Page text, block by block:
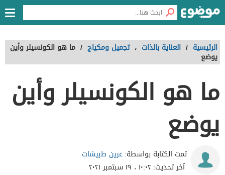
الرئيسية / العناية بالذات ، تجميل ومكياج / ما هو الكونسيلر وأين
يوضع
ما هو الكونسيلر وأين
يوضع
تمت الكتابة بواسطة:عرين طبيشات
آخر تحديث:١٠:٠٢ ، ١٩ سبتمبر ٢٠٢١